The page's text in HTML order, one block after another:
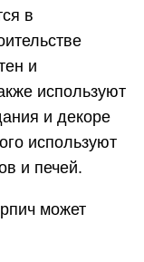
в
и
используют
и декоре
используют
и печей.
может